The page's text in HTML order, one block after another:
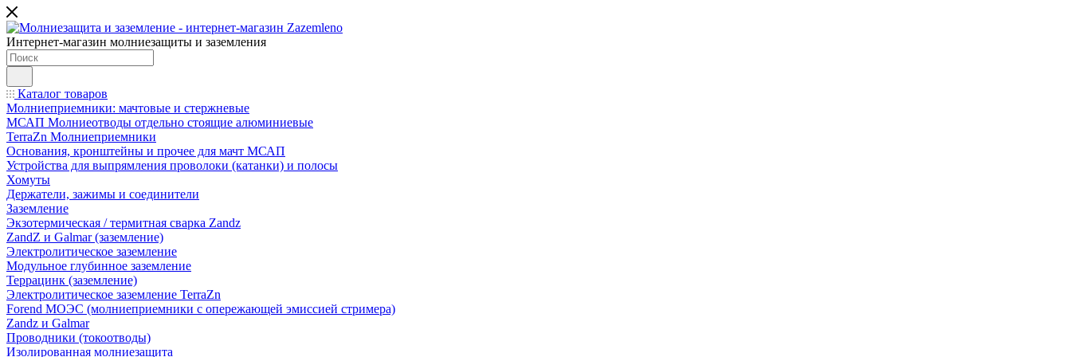
Интернет-магазин молниезащиты и заземления
Каталог товаров
Молниеприемники: мачтовые и стержневые
МСАП Молниеотводы отдельно стоящие алюминиевые
TerraZn Молниеприемники
Основания, кронштейны и прочее для мачт МСАП
Устройства для выпрямления проволоки (катанки) и полосы
Хомуты
Держатели, зажимы и соединители
Заземление
Экзотермическая / термитная сварка Zandz
ZandZ и Galmar (заземление)
Электролитическое заземление
Модульное глубинное заземление
Террацинк (заземление)
Электролитическое заземление TerraZn
Forend МОЭС (молниеприемники с опережающей эмиссией стримера)
Zandz и Galmar
Проводники (токоотводы)
Изолированная молниезащита